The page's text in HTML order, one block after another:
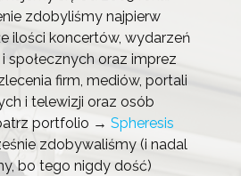
zdobyliśmy najpierw
ilości koncertów, wydarzeń
społecznych oraz imprez
firm, mediów, portali
i telewizji oraz osób
portfolio → Spheresis
zdobywaliśmy (i nadal
bo tego nigdy dość)